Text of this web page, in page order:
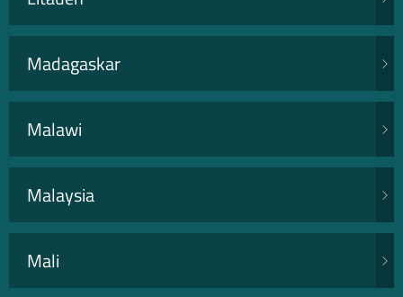
Madagaskar
Malawi
Malaysia
Mali